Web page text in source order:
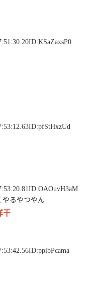
やるやつやん
干